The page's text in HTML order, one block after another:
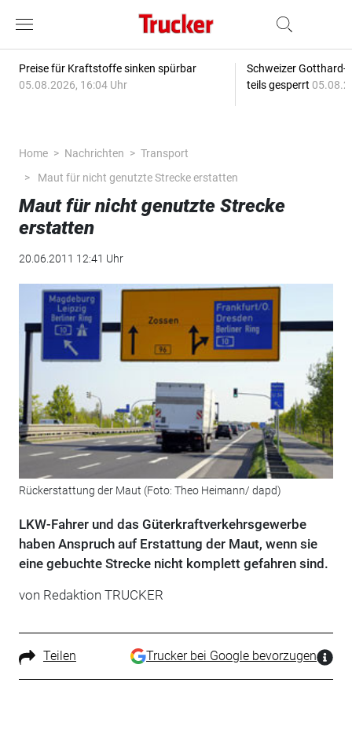
Preise für Kraftstoffe sinken spürbar
05.08.2026, 16:04 Uhr
Schweizer Gotthard-
teils gesperrt
Home Nachrichten
Transport
Maut für nicht genutzte Strecke erstatten
Maut für nicht genutzte Strecke
erstatten
20.06.2011 12:41 Uhr
Rückerstattung der Maut (Foto: Theo Heimann/ dapd)
LKW-Fahrer und das Güterkraftverkehrsgewerbe
haben Anspruch auf Erstattung der Maut, wenn sie
eine gebuchte Strecke nicht komplett gefahren sind.
von Redaktion TRUCKER
Teilen Trucker bei Google bevorzugen